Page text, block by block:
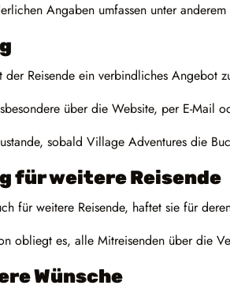
Angaben umfassen unter
Reisende ein verbindliches Angebot
über die Website, per E-Mail
sobald Village Adventures die
für weitere Reisende
für weitere Reisende, haftet sie für
obliegt es, alle Mitreisenden über die
Wünsche